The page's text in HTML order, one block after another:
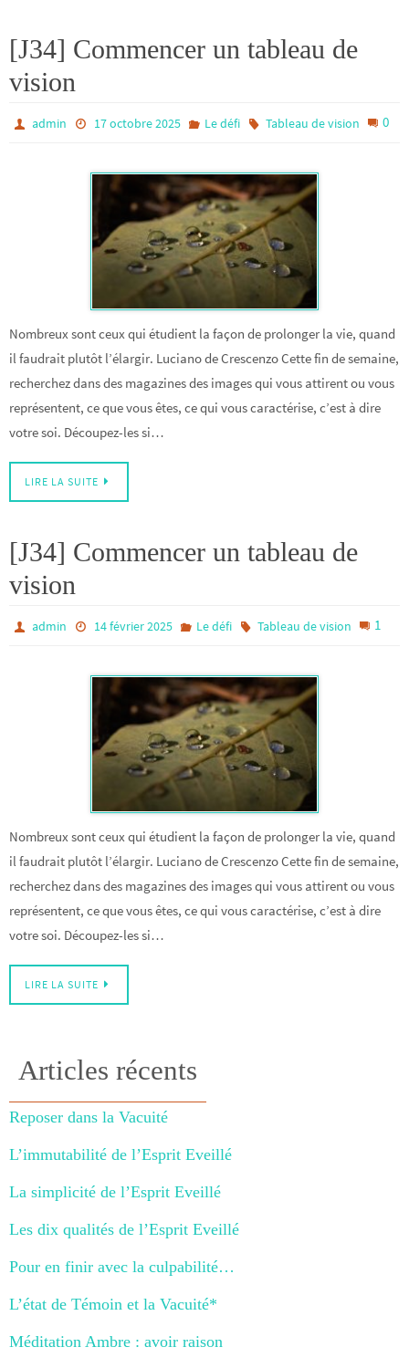
[J34] Commencer un tableau de
vision
admin 17 octobre 2025 Le défi Tableau de vision 0
Nombreux sont ceux qui étudient la façon de prolonger la vie, quand
il faudrait plutôt l’élargir. Luciano de Crescenzo Cette fin de semaine,
recherchez dans des magazines des images qui vous attirent ou vous
représentent, ce que vous êtes, ce qui vous caractérise, c’est à dire
votre soi. Découpez-les si…
LIRE LA SUITE
[J34] Commencer un tableau de
vision
admin 14 février 2025 Le défi Tableau de vision 1
Nombreux sont ceux qui étudient la façon de prolonger la vie, quand
il faudrait plutôt l’élargir. Luciano de Crescenzo Cette fin de semaine,
recherchez dans des magazines des images qui vous attirent ou vous
représentent, ce que vous êtes, ce qui vous caractérise, c’est à dire
votre soi. Découpez-les si…
LIRE LA SUITE
Articles récents
Reposer dans la Vacuité
L’immutabilité de l’Esprit Eveillé
La simplicité de l’Esprit Eveillé
Les dix qualités de l’Esprit Eveillé
Pour en finir avec la culpabilité…
L’état de Témoin et la Vacuité*
Méditation Ambre : avoir raison